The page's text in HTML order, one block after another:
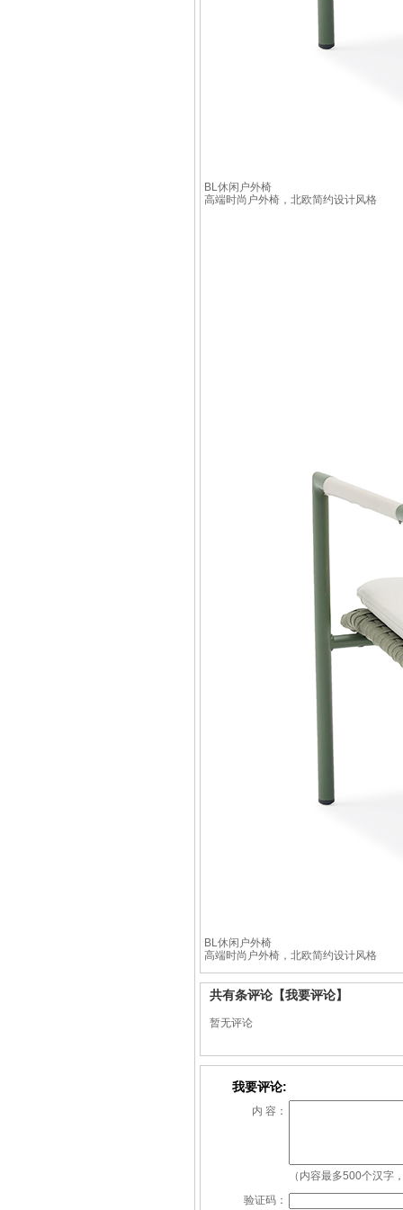
BL休闲户外椅
高端时尚户外椅，北欧简约设计风格
BL休闲户外椅
高端时尚户外椅，北欧简约设计风格
共有条评论 【我要评论】
暂无评论
我要评论:
内 容：
（内容最多500个汉字
验证码：